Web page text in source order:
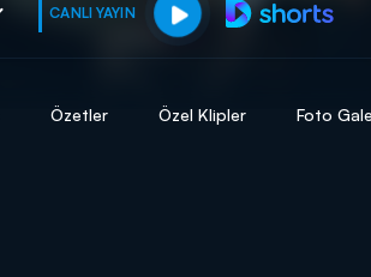
CANLI YAYIN
muhteşem ikili
Özetler Özel Klipler Foto